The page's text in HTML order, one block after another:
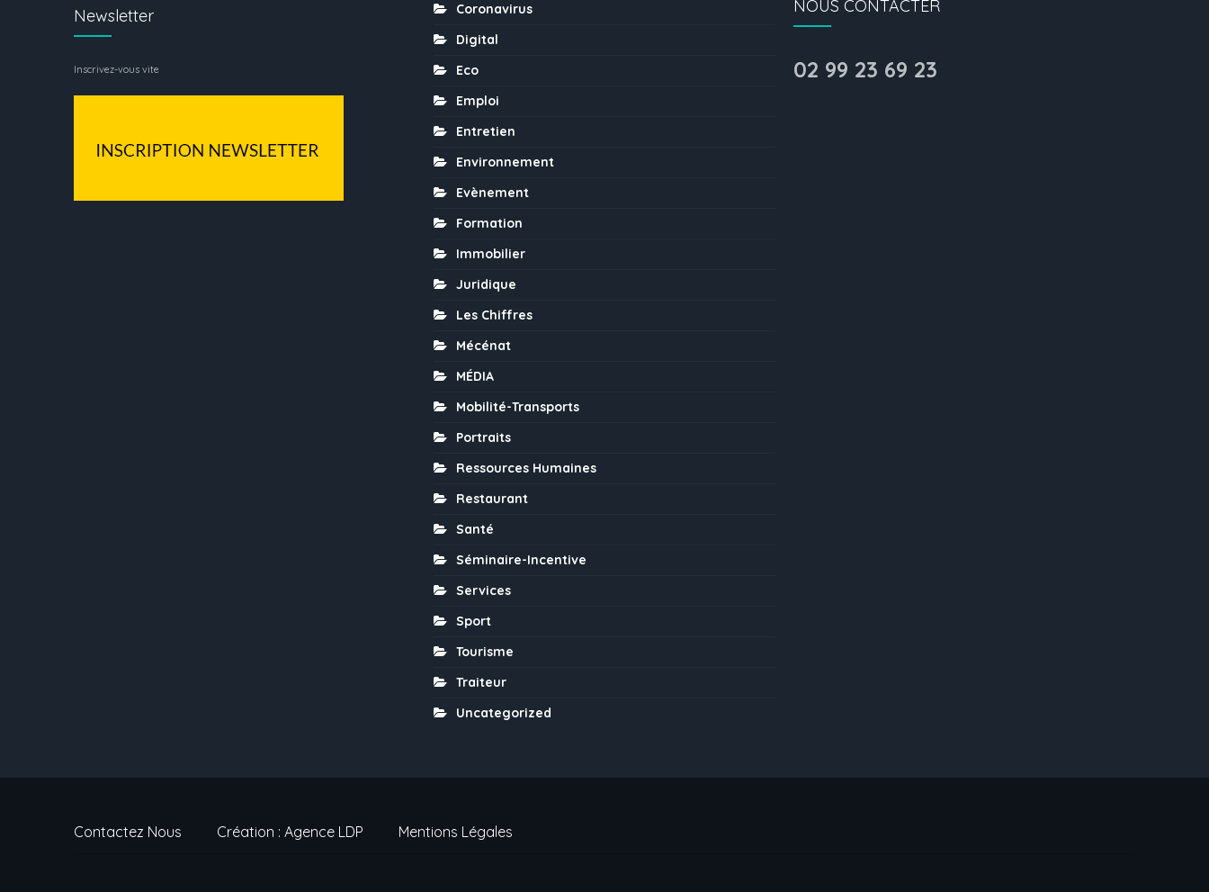
Newsletter
Inscrivez-vous vite
Coronavirus
Digital
Eco
Emploi
Entretien
Environnement
Evènement
Formation
Immobilier
Juridique
Les Chiffres
Mécénat
MÉDIA
Mobilité-Transports
Portraits
Ressources Humaines
Restaurant
Santé
Séminaire-Incentive
Services
Sport
Tourisme
Traiteur
Uncategorized
NOUS CONTACTER
02 99 23 69 23
Contactez Nous Création : Agence LDP Mentions Légales